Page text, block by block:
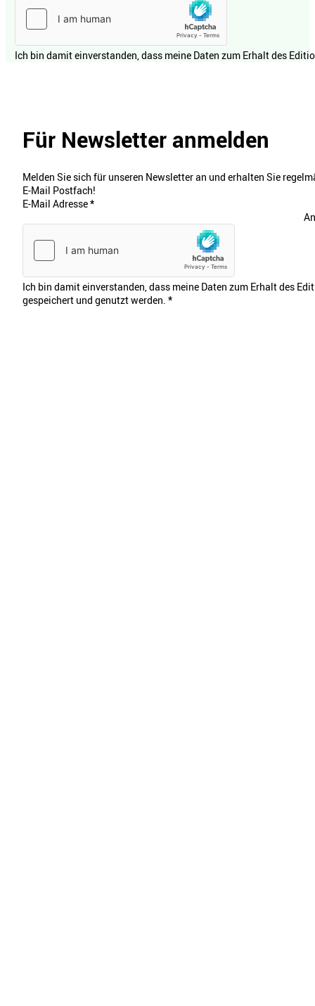
Ich bin damit einverstanden, dass meine Daten zum Erhalt des
Für Newsletter anmelden
Melden Sie sich für unseren Newsletter an und erhalten Sie
E-Mail Postfach!
E-Mail Adresse*
Ich bin damit einverstanden, dass meine Daten zum Erhalt des
gespeichert und genutzt werden. *